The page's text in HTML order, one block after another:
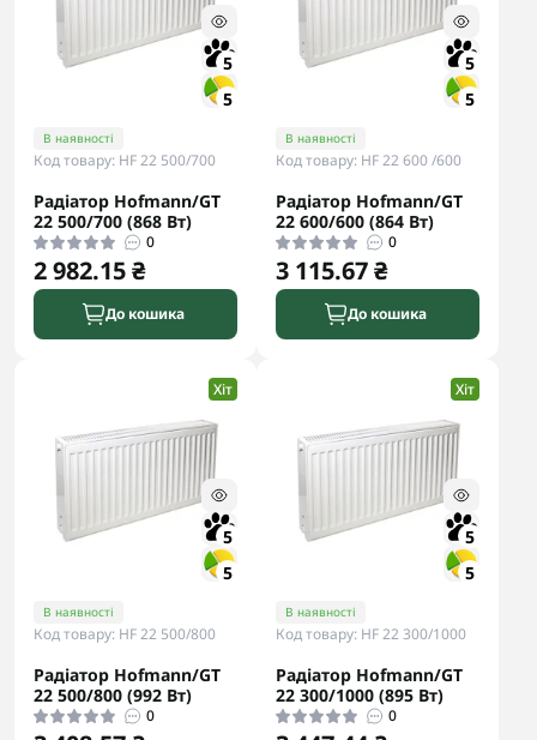
5
5
В наявності
Код товару: HF 22 500/700
Радіатор Hofmann/GT
22 500/700 (868 Вт)
0
2 982.15 ₴
До кошика
5
5
В наявності
Код товару: HF 22 600 /600
Радіатор Hofmann/GT
22 600/600 (864 Вт)
0
3 115.67 ₴
До кошика
Хіт
5
5
В наявності
Код товару: HF 22 500/800
Радіатор Hofmann/GT
22 500/800 (992 Вт)
0
Хіт
5
5
В наявності
Код товару: HF 22 300/1000
Радіатор Hofmann/GT
22 300/1000 (895 Вт)
0